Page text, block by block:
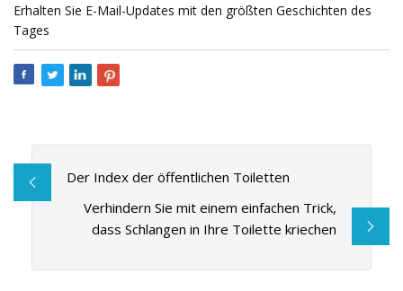
Erhalten Sie E-Mail-Updates mit den größten Geschichten des
Tages
Der Index der öffentlichen Toiletten
Verhindern Sie mit einem einfachen Trick,
dass Schlangen in Ihre Toilette kriechen